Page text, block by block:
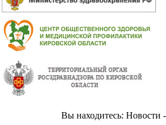
Вы находитесь: Новости